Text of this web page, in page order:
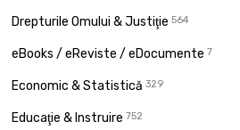
Drepturile Omului & Justiţie 564
eBooks / eReviste / eDocumente 7
Economic & Statistică 329
Educaţie & Instruire 752